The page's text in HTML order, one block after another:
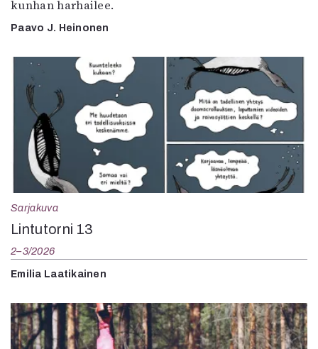
kunhan harhailee.
Paavo J. Heinonen
Sarjakuva
Lintutorni 13
2–3/2026
Emilia Laatikainen